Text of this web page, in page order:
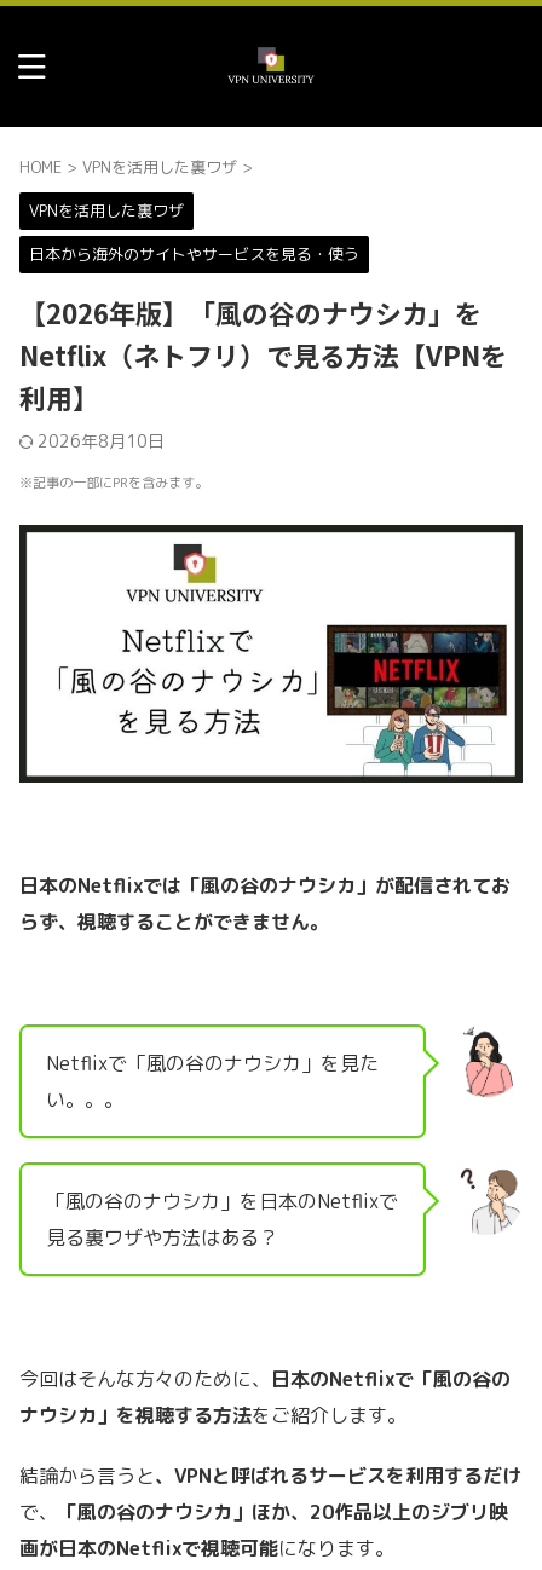
HOME > VPNを活用した裏ワザ >
VPNを活用した裏ワザ
日本から海外のサイトやサービスを見る・使う
【2026年版】「風の谷のナウシカ」を
Netflix（ネトフリ）で見る方法【VPNを
利用】
2026年8月10日
※記事の一部にPRを含みます。
日本のNetflixでは「風の谷のナウシカ」が配信されてお
らず、視聴することができません。
Netflixで「風の谷のナウシカ」を見た
い。。。
「風の谷のナウシカ」を日本のNetflixで
見る裏ワザや方法はある？
今回はそんな方々のために、 日本のNetflixで「風の谷の
ナウシカ」を視聴する方法をご紹介します。
結論から言うと、VPNと呼ばれるサービスを利用するだけ
で、
「風の谷のナウシカ」ほか、20作品以上のジブリ映
画が日本のNetflixで視聴可能になります。